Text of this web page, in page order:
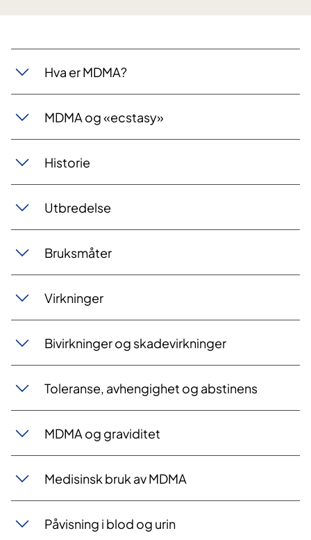
Hva er MDMA?
MDMA og «ecstasy»
Historie
Utbredelse
Bruksmåter
Virkninger
Bivirkninger og skadevirkninger
Toleranse, avhengighet og abstinens
MDMA og graviditet
Medisinsk bruk av MDMA
Påvisning i blod og urin